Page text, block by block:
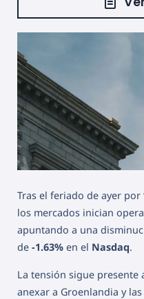
Tras el feriado de ayer por
los mercados inician
apuntando a una
de -1.63% en el Nasdaq.
La tensión sigue presente
anexar a Groenlandia y